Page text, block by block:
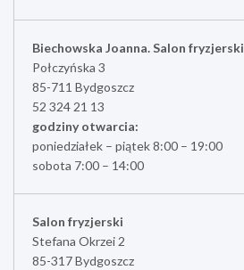
Biechowska Joanna. Salon fryzjerski
Połczyńska 3
85-711 Bydgoszcz
52 324 21 13
godziny otwarcia:
poniedziałek – piątek 8:00 – 19:00
sobota 7:00 – 14:00
Salon fryzjerski
Stefana Okrzei 2
85-317 Bydgoszcz